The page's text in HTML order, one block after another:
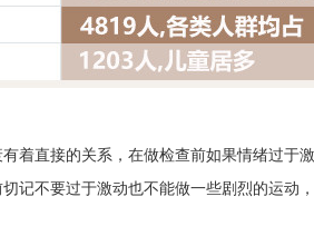
直接的关系，在做检查前如果情绪过于
记不要过于激动也不能做一些剧烈的运动